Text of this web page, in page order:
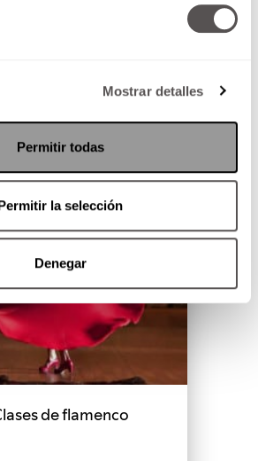
Mostrar detalles
Permitir todas
la selección
Denegar
SEGUIR LEYENDO
de flamenco